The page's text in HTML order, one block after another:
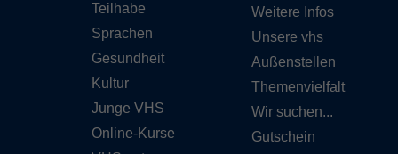
Teilhabe
Sprachen
Gesundheit
Kultur
Junge VHS
Online-Kurse
Weitere Infos
Unsere vhs
Außenstellen
Themenvielfalt
Wir suchen...
Gutschein